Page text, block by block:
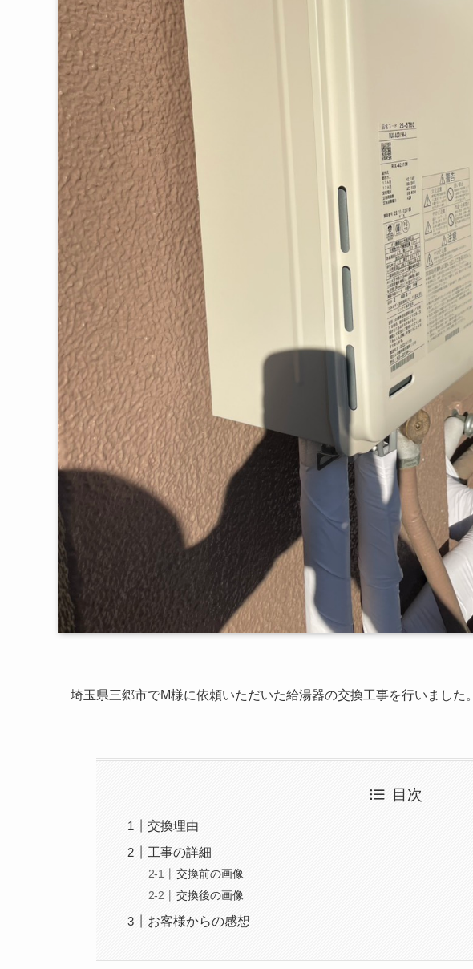
埼玉県三郷市でM様に依頼いただいた給湯器の交換工事を行いました。
目次
交換理由
工事の詳細
交換前の画像
交換後の画像
お客様からの感想